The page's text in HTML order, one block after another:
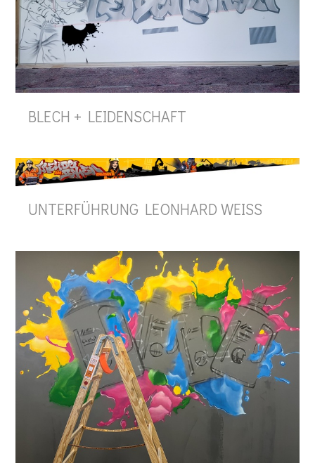
BLECH + LEIDENSCHAFT
UNTERFÜHRUNG LEONHARD WEISS